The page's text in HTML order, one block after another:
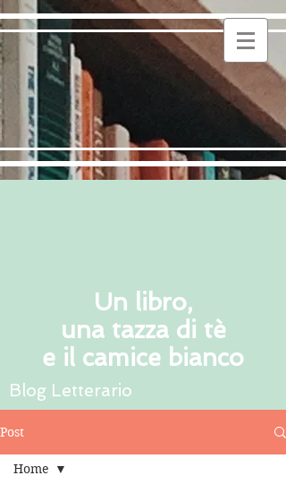
Un libro,
una tazza di tè
e il camice bianco
Blog Letterario
Post
Home